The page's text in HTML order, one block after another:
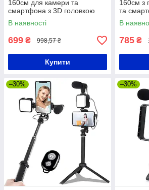
160см для камери та
смартфона з 3D головкою
Candc DC-888 / Тринога
підлогова / Штатив для фото
В наявності
699 ₴ 998,57 ₴
Купити
160см з
та
Candc
фото /
В
785 ₴
–30% –30%